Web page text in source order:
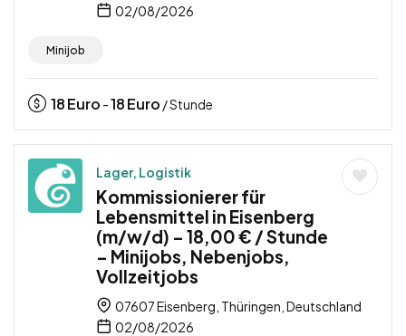
02/08/2026
Minijob
18Euro -18Euro / Stunde
Lager, Logistik
Kommissionierer für
Lebensmittel in Eisenberg
(m/w/d) – 18,00 € / Stunde
– Minijobs, Nebenjobs,
Vollzeitjobs
07607 Eisenberg, Thüringen, Deutschland
02/08/2026